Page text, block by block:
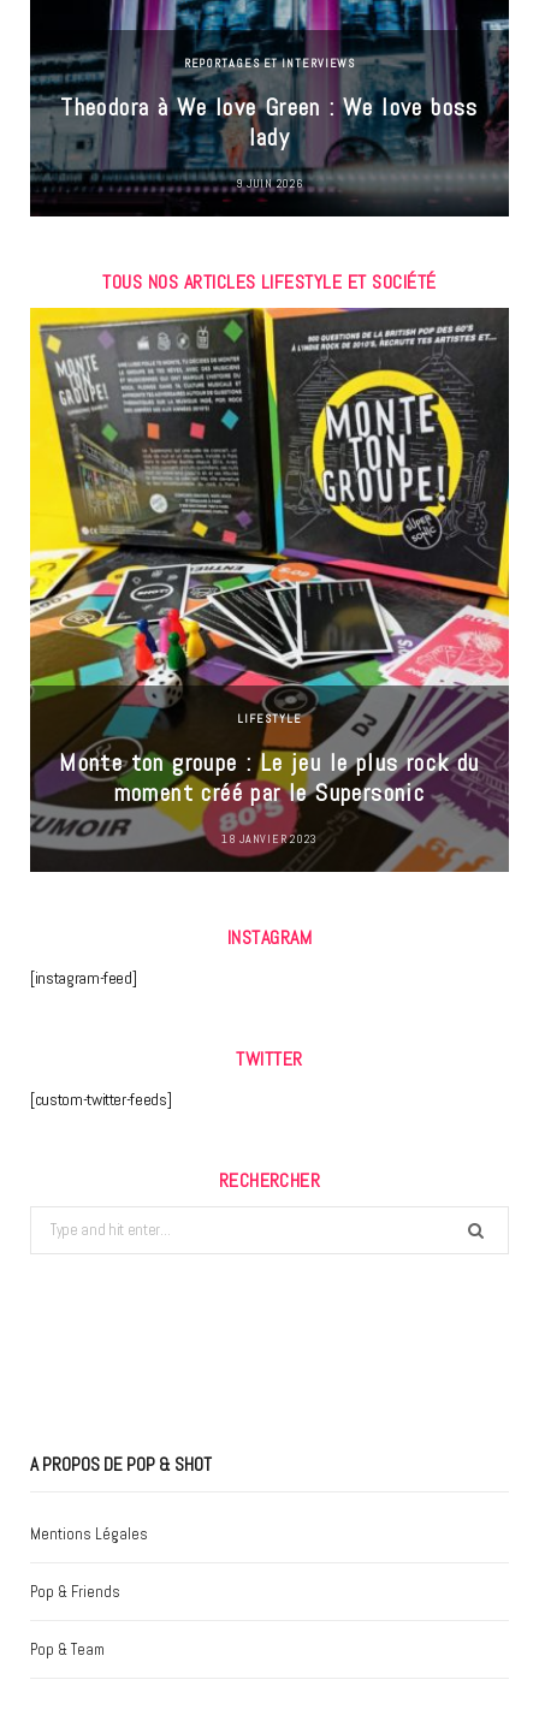
REPORTAGES ET INTERVIEWS
Theodora à We love Green : We love boss
lady
9 JUIN 2026
TOUS NOS ARTICLES LIFESTYLE ET SOCIÉTÉ
LIFESTYLE
Monte ton groupe : Le jeu le plus rock du
moment créé par le Supersonic
18 JANVIER 2023
INSTAGRAM
[instagram-feed]
TWITTER
[custom-twitter-feeds]
RECHERCHER
Search
for:
A PROPOS DE POP & SHOT
Mentions Légales
Pop & Friends
Pop & Team